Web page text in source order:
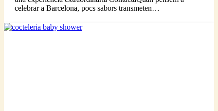
celebrar a Barcelona, pocs sabors transmeten…